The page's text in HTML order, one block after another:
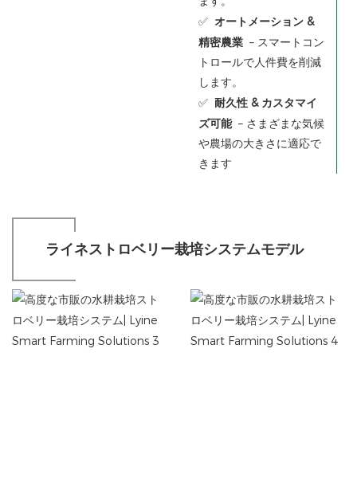
✅ オートメーション &
精密農業 – スマートコン
トロールで人件費を削減
します。
✅ 耐久性 & カスタマイ
ズ可能 – さまざまな気候
や農場の大きさに適応で
きます
ライネストロベリー栽培システムモデル